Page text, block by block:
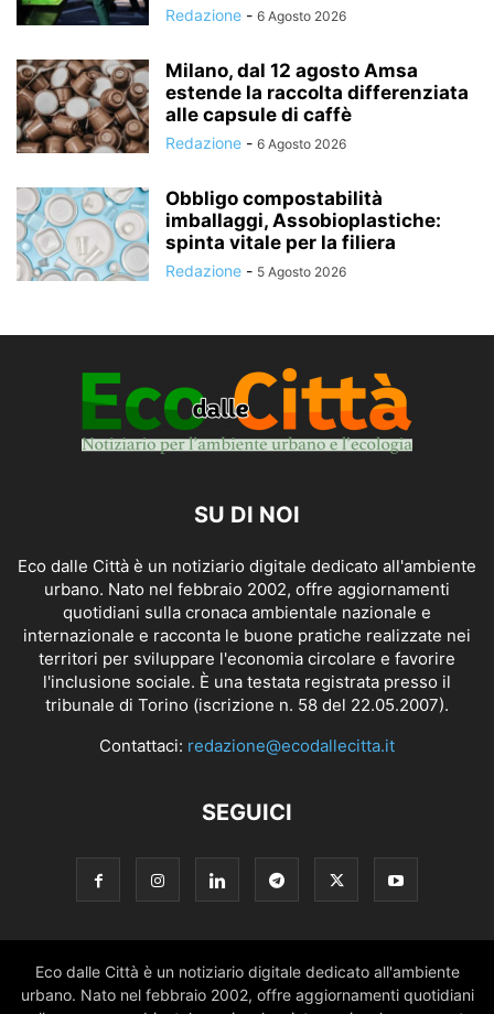
Redazione - 6 Agosto 2026
Milano, dal 12 agosto Amsa
estende la raccolta differenziata
alle capsule di caffè
Redazione - 6 Agosto 2026
Obbligo compostabilità
imballaggi, Assobioplastiche:
spinta vitale per la filiera
Redazione - 5 Agosto 2026
SU DI NOI
Eco dalle Città è un notiziario digitale dedicato all'ambiente
urbano. Nato nel febbraio 2002, offre aggiornamenti
quotidiani sulla cronaca ambientale nazionale e
internazionale e racconta le buone pratiche realizzate nei
territori per sviluppare l'economia circolare e favorire
l'inclusione sociale. È una testata registrata presso il
tribunale di Torino (iscrizione n. 58 del 22.05.2007).
Contattaci: redazione@ecodallecitta.it
SEGUICI
Eco dalle Città è un notiziario digitale dedicato all'ambiente
urbano. Nato nel febbraio 2002, offre aggiornamenti quotidiani